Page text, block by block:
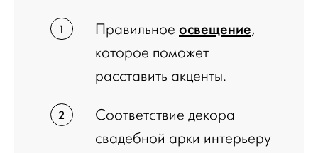
Правильное освещение,
которое поможет
расставить акценты.
Соответствие декора
свадебной арки интерьеру